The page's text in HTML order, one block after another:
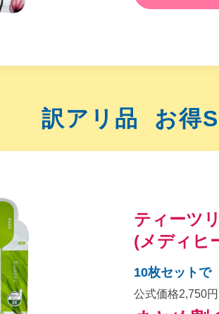
訳アリ品 お得
ティーツ
(メディヒ
10枚セットで
公式価格2,750